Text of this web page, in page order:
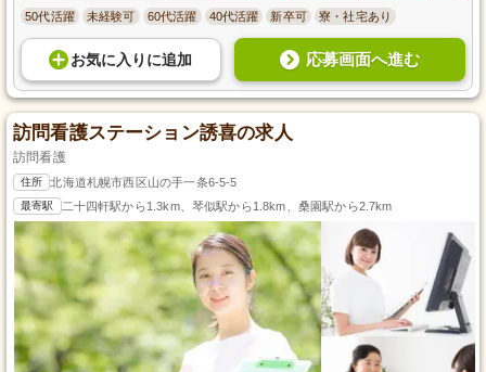
50代活躍 未経験可 60代活躍 40代活躍 新卒可 寮・社宅あり
お気に入り に追加 応募画面へ進む
訪問看護ステーション誘喜の求人
訪問看護
住所 北海道札幌市西区山の手一条6-5-5
最寄駅 二十四軒駅から1.3km、琴似駅から1.8km、桑園駅から2.7km